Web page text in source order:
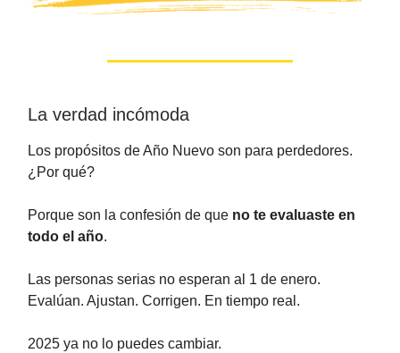
La verdad incómoda
Los propósitos de Año Nuevo son para perdedores.
¿Por qué?
Porque son la confesión de que no te evaluaste en
todo el año.
Las personas serias no esperan al 1 de enero.
Evalúan. Ajustan. Corrigen. En tiempo real.
2025 ya no lo puedes cambiar.